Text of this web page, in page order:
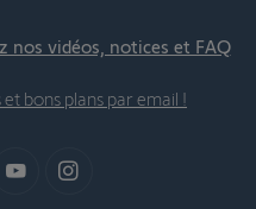
nos vidéos, notices et FAQ
bons plans par email !